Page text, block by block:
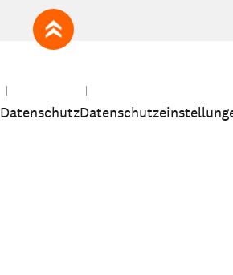
zum Seitenanfang
Datenschutz